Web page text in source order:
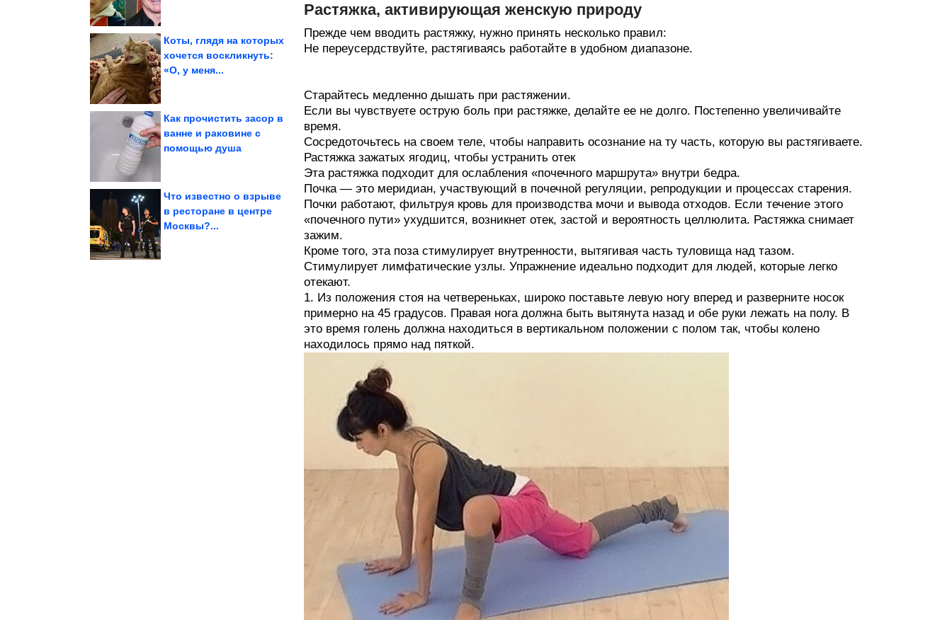
Коты, глядя на которых
хочется воскликнуть:
«О, у меня...
Журналистку Шипачеву
Как прочистить засор в
ванне и раковине с
помощью душа
Вещи, без которых
советская квартира
считалась бедной
Что известно о взрыве
в ресторане в центре
Москвы?...
Растяжка, активирующая женскую природу
Прежде чем вводить растяжку, нужно принять несколько правил:
Не переусердствуйте, растягиваясь работайте в удобном диапазоне.
Старайтесь медленно дышать при растяжении.
Если вы чувствуете острую боль при растяжке, делайте ее не долго. Постепенно увеличивайте
время.
Сосредоточьтесь на своем теле, чтобы направить осознание на ту часть, которую вы растягиваете.
Растяжка зажатых ягодиц, чтобы устранить отек
Эта растяжка подходит для ослабления «почечного маршрута» внутри бедра.
Почка — это меридиан, участвующий в почечной регуляции, репродукции и процессах старения.
Почки работают, фильтруя кровь для производства мочи и вывода отходов. Если течение этого
«почечного пути» ухудшится, возникнет отек, застой и вероятность целлюлита. Растяжка снимает
зажим.
Кроме того, эта поза стимулирует внутренности, вытягивая часть туловища над тазом.
Стимулирует лимфатические узлы. Упражнение идеально подходит для людей, которые легко
отекают.
1. Из положения стоя на четвереньках, широко поставьте левую ногу вперед и разверните носок
примерно на 45 градусов. Правая нога должна быть вытянута назад и обе руки лежать на полу. В
это время голень должна находиться в вертикальном положении с полом так, чтобы колено
находилось прямо над пяткой.